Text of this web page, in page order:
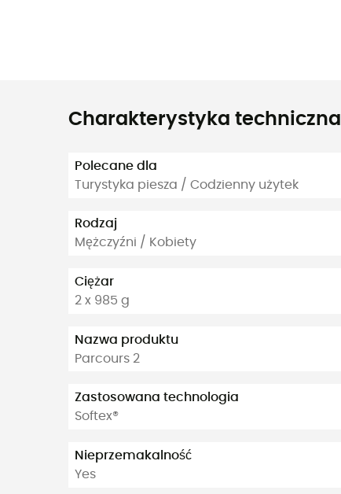
Charakterystyka techniczna
Polecane dla
Turystyka piesza / Codzienny użytek
Rodzaj
Mężczyźni / Kobiety
Ciężar
2 x 985 g
Nazwa produktu
Parcours 2
Zastosowana technologia
Softex®
Nieprzemakalność
Yes